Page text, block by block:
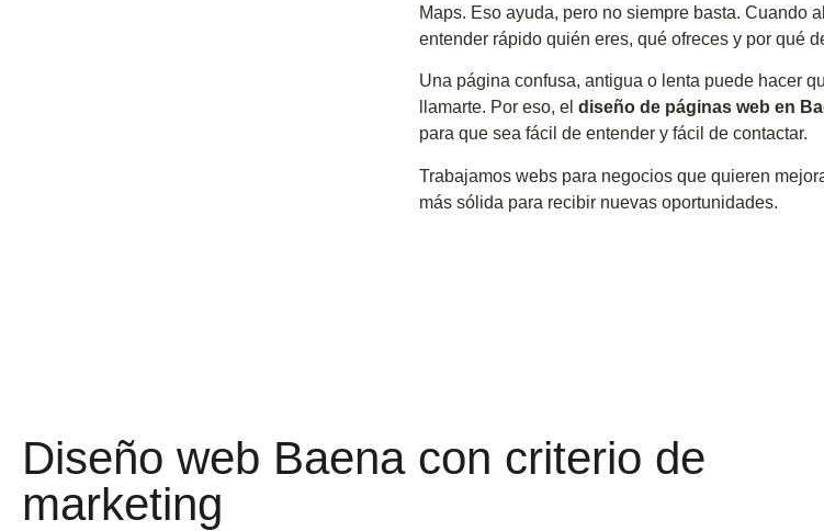
Maps. Eso ayuda, pero no siempre basta. Cuando
entender rápido quién eres, qué ofreces y por qué
Una página confusa, antigua o lenta puede hacer
llamarte. Por eso, el diseño de páginas web en
para que sea fácil de entender y fácil de contactar.
Trabajamos webs para negocios que quieren
más sólida para recibir nuevas oportunidades.
Diseño web Baena con criterio de
marketing